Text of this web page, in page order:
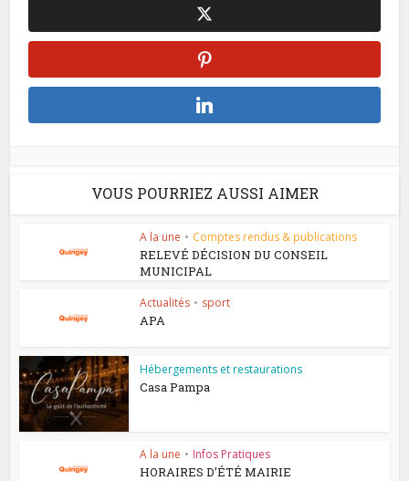
VOUS POURRIEZ AUSSI AIMER
A la une • Comptes rendus & publications
RELEVÉ DÉCISION DU CONSEIL
MUNICIPAL
Actualités • sport
APA
Hébergements et restaurations
Casa Pampa
A la une • Infos Pratiques
HORAIRES D’ÉTÉ MAIRIE